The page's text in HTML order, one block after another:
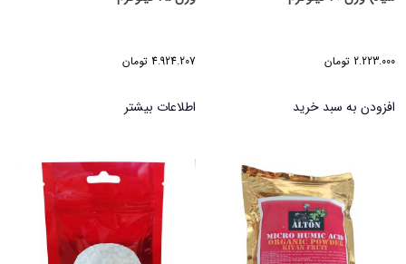
2.223.000 تومان
افزودن به سبد خرید
4.924.207 تومان
اطلاعات بیشتر